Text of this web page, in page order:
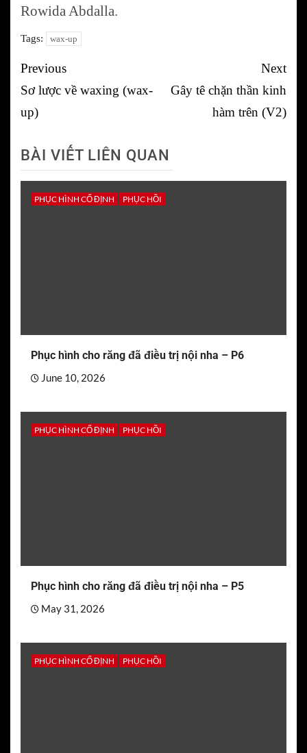
Rowida Abdalla.
Tags: wax-up
Post
navigation
Previous
Sơ lược về waxing (wax-
up)
Next
Gây tê chặn thần kinh
hàm trên (V2)
BÀI VIẾT LIÊN QUAN
PHỤC HÌNH CỐ ĐỊNH PHỤC HỒI
Phục hình cho răng đã điều trị nội nha – P6
June 10, 2026
PHỤC HÌNH CỐ ĐỊNH PHỤC HỒI
Phục hình cho răng đã điều trị nội nha – P5
May 31, 2026
PHỤC HÌNH CỐ ĐỊNH PHỤC HỒI